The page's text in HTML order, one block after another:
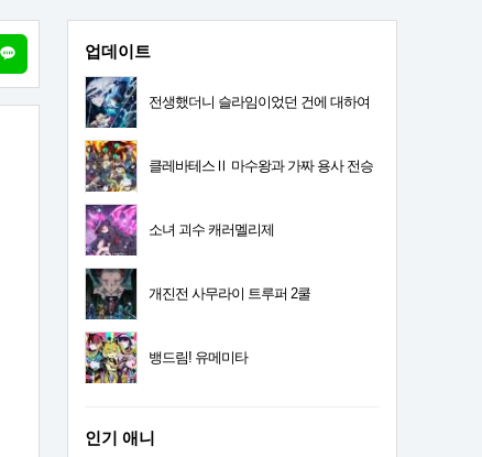
업데이트
전생했더니 슬라임이었던 건에 대하여
클레바테스Ⅱ 마수왕과 가짜 용사 전승
소녀 괴수 캐러멜리제
개진전 사무라이 트루퍼 2쿨
뱅드림! 유메미타
인기 애니